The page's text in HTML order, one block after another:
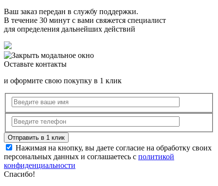
Ваш заказ передан в службу поддержки.
В течение 30 минут с вами свяжется специалист
для определения дальнейших действий
Оставьте контакты
и оформите свою покупку в 1 клик
Нажимая на кнопку, вы даете согласие на обработку своих
персональных данных и соглашаетесь с политикой
конфиденциальности
Спасибо!